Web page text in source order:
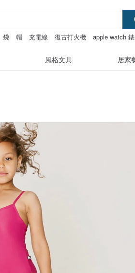
袋 帽 充電線 復古打火機 apple watch
風格文具 居家